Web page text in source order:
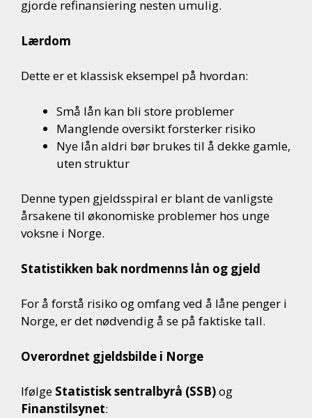
gjorde refinansiering nesten umulig.
Lærdom
Dette er et klassisk eksempel på hvordan:
Små lån kan bli store problemer
Manglende oversikt forsterker risiko
Nye lån aldri bør brukes til å dekke gamle,
uten struktur
Denne typen gjeldsspiral er blant de vanligste
årsakene til økonomiske problemer hos unge
voksne i Norge.
Statistikken bak nordmenns lån og gjeld
For å forstå risiko og omfang ved å låne penger i
Norge, er det nødvendig å se på faktiske tall.
Overordnet gjeldsbilde i Norge
Ifølge Statistisk sentralbyrå (SSB)og
Finanstilsynet: